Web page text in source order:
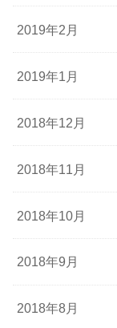
2019年2月
2019年1月
2018年12月
2018年11月
2018年10月
2018年9月
2018年8月